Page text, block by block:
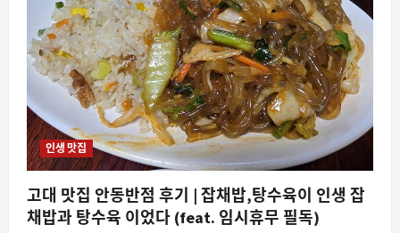
인생 맛집
고대 맛집 안동반점 후기 | 잡채밥,탕수육이 인생 잡
채밥과 탕수육 이었다 (feat. 임시휴무 필독)